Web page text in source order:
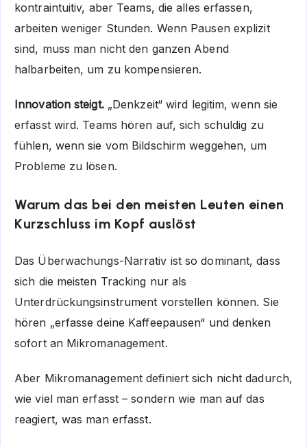
kontraintuitiv, aber Teams, die alles erfassen,
arbeiten weniger Stunden. Wenn Pausen explizit
sind, muss man nicht den ganzen Abend
halbarbeiten, um zu kompensieren.
Innovation steigt.„Denkzeit“ wird legitim, wenn sie
erfasst wird. Teams hören auf, sich schuldig zu
fühlen, wenn sie vom Bildschirm weggehen, um
Probleme zu lösen.
Warum das bei den meisten Leuten einen
Kurzschluss im Kopf auslöst
Das Überwachungs-Narrativ ist so dominant, dass
sich die meisten Tracking nur als
Unterdrückungsinstrument vorstellen können. Sie
hören „erfasse deine Kaffeepausen“ und denken
sofort an Mikromanagement.
Aber Mikromanagement definiert sich nicht dadurch,
wie viel man erfasst – sondern wie man auf das
reagiert, was man erfasst.